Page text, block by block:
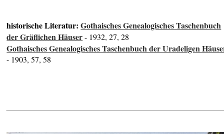
historische Literatur:Gothaisches Genealogisches Taschenbuch
der Gräflichen Häuser- 1932, 27, 28
Gothaisches Genealogisches Taschenbuch der Uradeligen
- 1903, 57, 58